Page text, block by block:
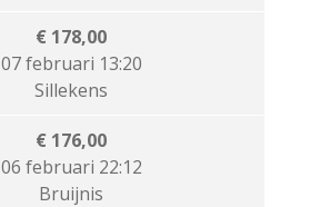
€ 178,00
07 februari 13:20
Sillekens
€ 176,00
06 februari 22:12
Bruijnis